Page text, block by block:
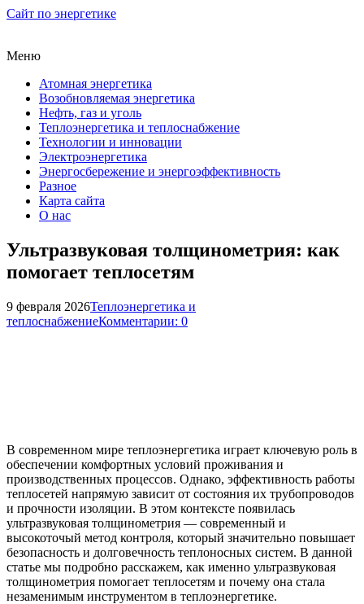
Сайт по энергетике
Меню
Атомная энергетика
Возобновляемая энергетика
Нефть, газ и уголь
Теплоэнергетика и теплоснабжение
Технологии и инновации
Электроэнергетика
Энергосбережение и энергоэффективность
Разное
Карта сайта
О нас
Ультразвуковая толщинометрия: как
помогает теплосетям
9 февраля 2026Теплоэнергетика и
теплоснабжениеКомментарии: 0
В современном мире теплоэнергетика играет ключевую роль в
обеспечении комфортных условий проживания и
производственных процессов. Однако, эффективность работы
теплосетей напрямую зависит от состояния их трубопроводов
и прочности изоляции. В этом контексте появилась
ультразвуковая толщинометрия — современный и
высокоточый метод контроля, который значительно повышает
безопасность и долговечность теплоносных систем. В данной
статье мы подробно расскажем, как именно ультразвуковая
толщинометрия помогает теплосетям и почему она стала
незаменимым инструментом в теплоэнергетике.